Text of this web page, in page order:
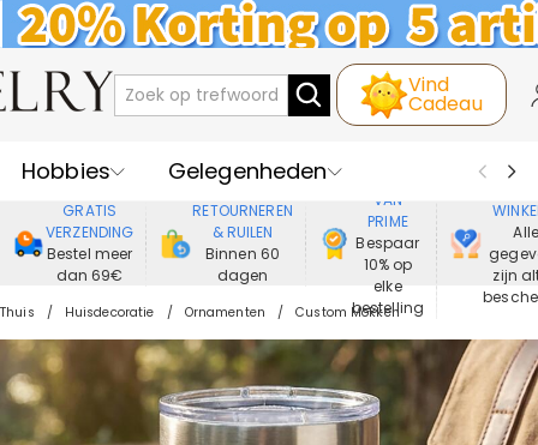
Vind
Cadeau
Hobbies
Gelegenheden
Recipienten
Best Verkochte
Nieuwe
Juwelen
Wonen&Leven
Kleding
GRATIS
VERZENDING
Bestel meer
dan 69€
RETOURNEREN
& RUILEN
Binnen 60
dagen
VAN
PRIME
Bespaar
10% op
elke
bestelling
Alle
zijn
Thuis Huisdecoratie Ornamenten Custom Mokken